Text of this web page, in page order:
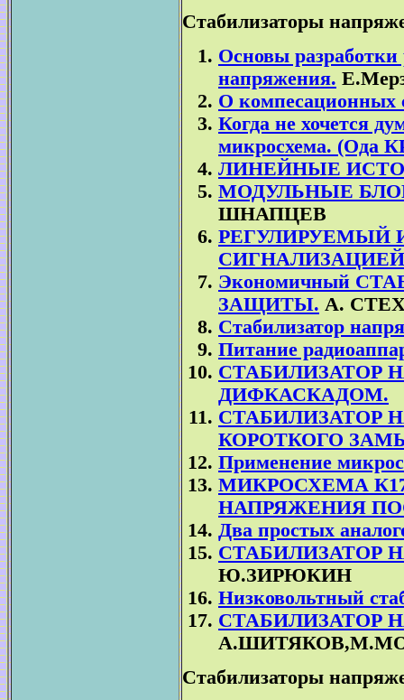
Стабилизаторы
Основы разработки
напряжения.
О компесационных
Когда не хочется
микросхема. (Ода
ЛИНЕЙНЫЕ
МОДУЛЬНЫЕ
ШНАПЦЕВ
РЕГУЛИРУЕМЫЙ
Экономичный
ЗАЩИТЫ. А.
Стабилизатор
Питание
СТАБИЛИЗАТОР
ДИФКАСКАДОМ.
СТАБИЛИЗАТОР
КОРОТКОГО
Применение
МИКРОСХЕМА
НАПРЯЖЕНИЯ
Два простых
СТАБИЛИЗАТОР
Ю.ЗИРЮКИН
Низковольтный
СТАБИЛИЗАТОР
Стабилизаторы